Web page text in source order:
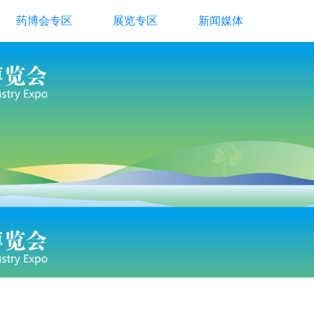
药博会专区 展览专区 新闻媒体